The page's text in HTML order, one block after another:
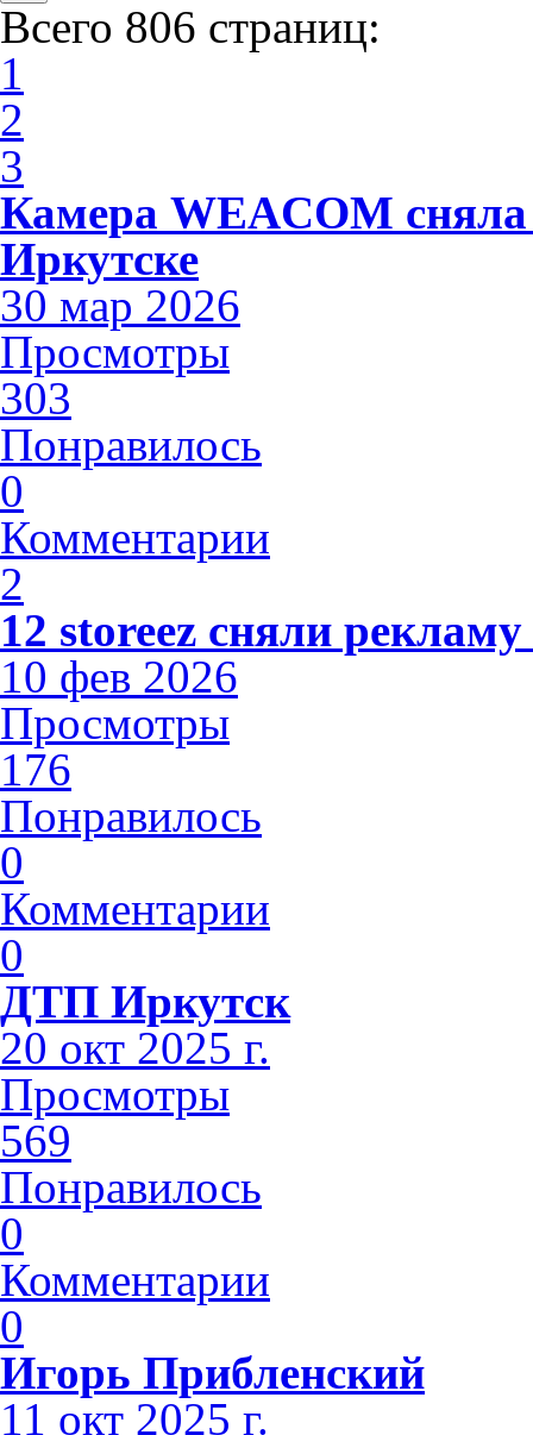
Всего 806 страниц:
1
2
3
Камера WEACOM
Иркутске
30 мар 2026
Просмотры
303
Понравилось
0
Комментарии
2
12 storeez сняли
10 фев 2026
Просмотры
176
Понравилось
0
Комментарии
0
ДТП Иркутск
20 окт 2025 г.
Просмотры
569
Понравилось
0
Комментарии
0
Игорь Прибленский
11 окт 2025 г.